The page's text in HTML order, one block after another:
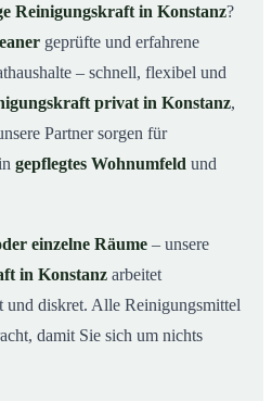
von Mr. Cleaner?
Reinigungskraft ab
Reinigungskraft
buchen
Reinigungskraft in
Reinigungskraft in Konstanz?
geprüfte und erfahrene
– schnell, flexibel und
privat in Konstanz,
Partner sorgen für
gepflegtes Wohnumfeld und
einzelne Räume – unsere
in Konstanz arbeitet
und diskret. Alle Reinigungsmittel
damit Sie sich um nichts